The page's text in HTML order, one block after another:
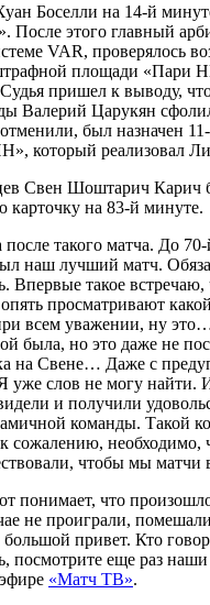
Боселли на 14‑й
После этого главный
VAR, проверялось
площади «Пари
пришел к выводу,
Валерий Царукян
был назначен
который реализовал
Свен Шоштарич Карич
карточку на 83‑й минуте.
такого матча. До
наш лучший матч.
Впервые такое
просматривают
всем уважении, ну
была, но это даже не
на Свене… Даже с
уже слов не могу найти.
и получили
команды. Такой
сожалению, необходимо,
чтобы мы матчи
понимает, что
не проиграли,
привет. Кто
посмотрите еще раз
«Матч ТВ».